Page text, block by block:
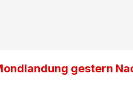
gestern